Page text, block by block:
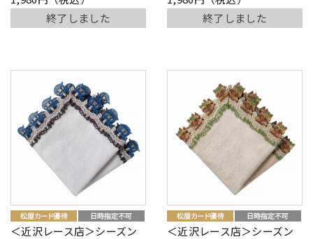
終了しました
終了しました
＜近沢レース店＞シーズン
＜近沢レース店＞シーズン